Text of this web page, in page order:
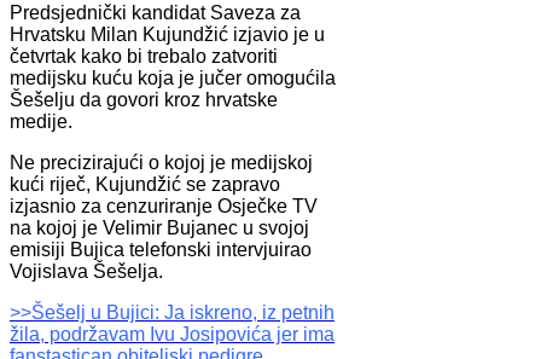
Predsjednički kandidat Saveza za
Hrvatsku Milan Kujundžić izjavio je u
četvrtak kako bi trebalo zatvoriti
medijsku kuću koja je jučer omogućila
Šešelju da govori kroz hrvatske
medije.
Ne precizirajući o kojoj je medijskoj
kući riječ, Kujundžić se zapravo
izjasnio za cenzuriranje Osječke TV
na kojoj je Velimir Bujanec u svojoj
emisiji Bujica telefonski intervjuirao
Vojislava Šešelja.
>>Šešelj u Bujici: Ja iskreno, iz petnih
žila, podržavam Ivu Josipovića jer ima